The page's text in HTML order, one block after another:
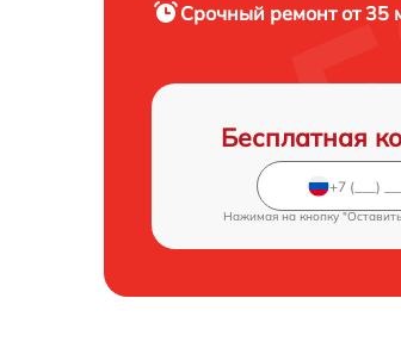
Срочный ремонтот 35
Бесплатная
Нажимая на кнопку